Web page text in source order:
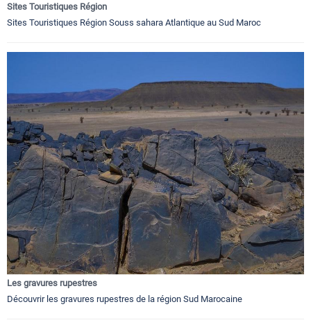
Sites Touristiques Région
Sites Touristiques Région Souss sahara Atlantique au Sud Maroc
Les gravures rupestres
Découvrir les gravures rupestres de la région Sud Marocaine